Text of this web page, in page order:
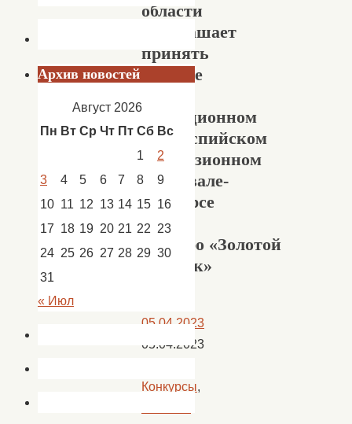
области
приглашает
принять
участие
традиционном
прикаспийском
телевизионном
фестивале-
конкурсе
юных
маэстро «Золотой
ключик»
05.04.2023
05.04.2023
Конкурсы,
Архив новостей
Август 2026
Пн Вт Ср Чт Пт Сб Вс
1
2
3
4 5 6 7 8
9
10 11 12 13 14 15 16
17 18 19 20 21 22 23
24 25 26 27 28 29 30
31
« Июл